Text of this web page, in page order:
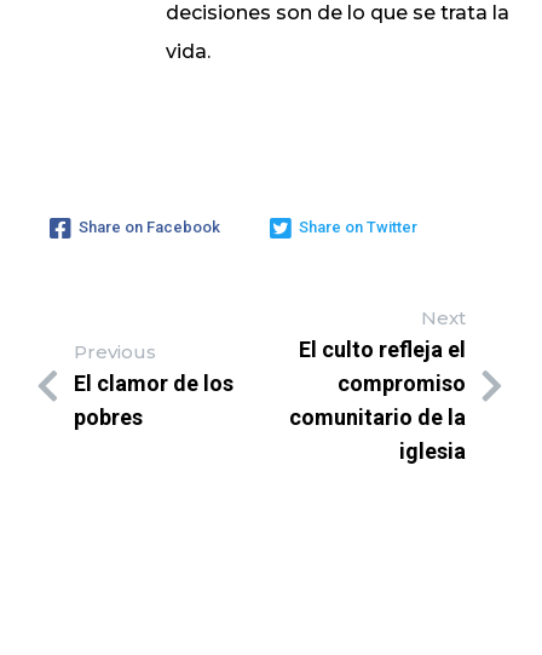
decisiones son de lo que se trata la
vida.
Share on Facebook Share on Twitter
Previous
El clamor de los
pobres
Next
El culto refleja el
compromiso
comunitario de la
iglesia